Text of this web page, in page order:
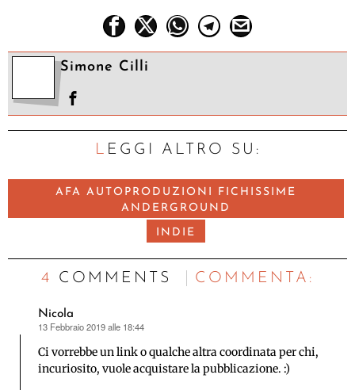
Simone Cilli
LEGGI ALTRO SU:
AFA AUTOPRODUZIONI FICHISSIME
ANDERGROUND
INDIE
4 COMMENTS C OMMENTA:
Nicola
ha
detto:
13 Febbraio 2019 alle 18:44
Ci vorrebbe un link o qualche altra coordinata per chi,
incuriosito, vuole acquistare la pubblicazione. :)